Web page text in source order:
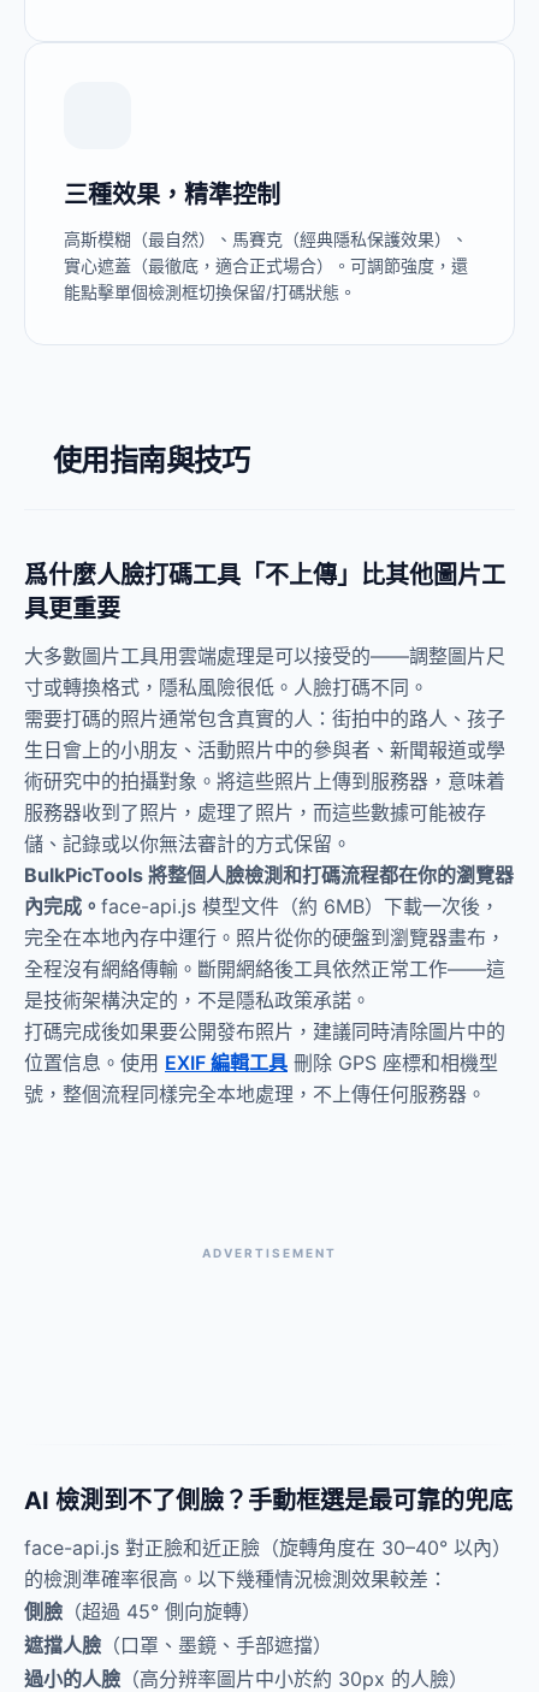
三種效果，精準控制
高斯模糊（最自然）、馬賽克（經典隱私保護效果）、
實心遮蓋（最徹底，適合正式場合）。可調節強度，還
能點擊單個檢測框切換保留/打碼狀態。
使用指南與技巧
爲什麼人臉打碼工具「不上傳」比其他圖片工
具更重要
大多數圖片工具用雲端處理是可以接受的——調整圖片尺
寸或轉換格式，隱私風險很低。人臉打碼不同。
需要打碼的照片通常包含真實的人：街拍中的路人、孩子
生日會上的小朋友、活動照片中的參與者、新聞報道或學
術研究中的拍攝對象。將這些照片上傳到服務器，意味着
服務器收到了照片，處理了照片，而這些數據可能被存
儲、記錄或以你無法審計的方式保留。
BulkPicTools 將整個人臉檢測和打碼流程都在你的瀏覽器
內完成。 face-api.js 模型文件（約 6MB）下載一次後，
完全在本地內存中運行。照片從你的硬盤到瀏覽器畫布，
全程沒有網絡傳輸。斷開網絡後工具依然正常工作——這
是技術架構決定的，不是隱私政策承諾。
打碼完成後如果要公開發布照片，建議同時清除圖片中的
位置信息。使用 EXIF 編輯工具 刪除 GPS 座標和相機型
號，整個流程同樣完全本地處理，不上傳任何服務器。
ADVERTISEMENT
AI 檢測到不了側臉？手動框選是最可靠的兜底
face-api.js 對正臉和近正臉（旋轉角度在 30–40° 以內）
的檢測準確率很高。以下幾種情況檢測效果較差：
側臉 （超過 45° 側向旋轉）
遮擋人臉 （口罩、墨鏡、手部遮擋）
過小的人臉 （高分辨率圖片中小於約 30px 的人臉）